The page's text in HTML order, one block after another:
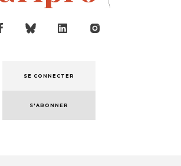
SE CONNECTER
S'ABONNER